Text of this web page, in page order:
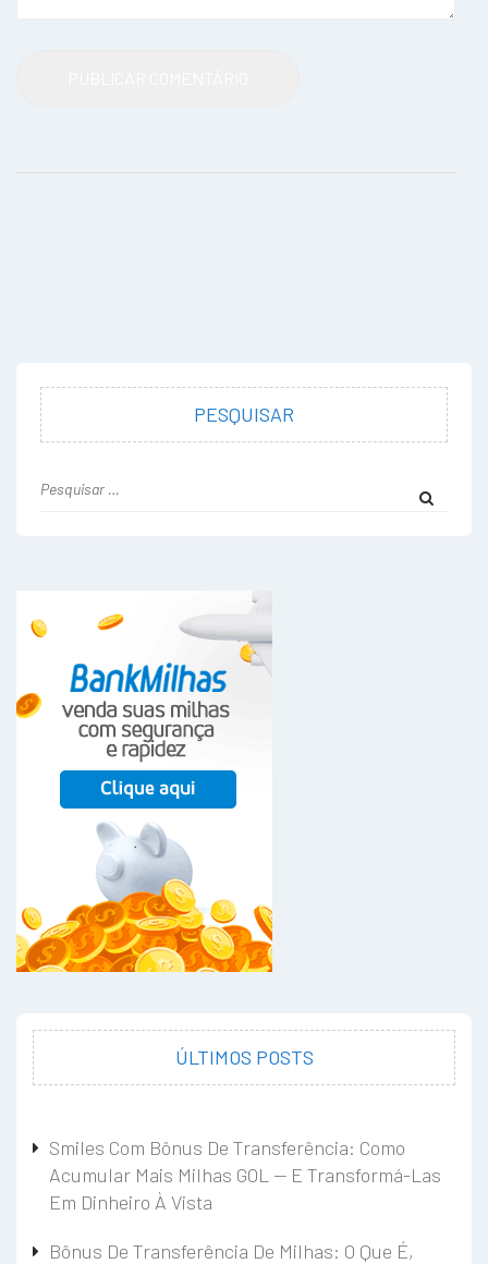
PESQUISAR
ÚLTIMOS POSTS
Smiles Com Bônus De Transferência: Como
Acumular Mais Milhas GOL — E Transformá-Las
Em Dinheiro À Vista
Bônus De Transferência De Milhas: O Que É,